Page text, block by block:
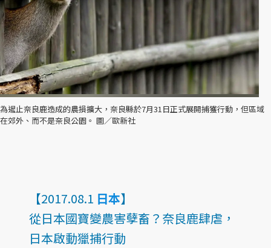
為遏止奈良鹿造成的農損擴大，奈良縣於7月31日正式展開捕獲行動，但區域
在郊外、而不是奈良公園。 圖／歐新社
【2017.08.1 日本】
從日本國寶變農害孽畜？奈良鹿肆虐，
日本啟動獵捕行動